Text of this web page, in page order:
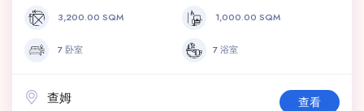
3,200.00 SQM 1,000.00 SQM
7 卧室 7 浴室
查姆 查看